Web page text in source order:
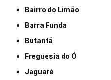
Bairro do Limão
Barra Funda
Butantã
Freguesia do Ó
Jaguaré